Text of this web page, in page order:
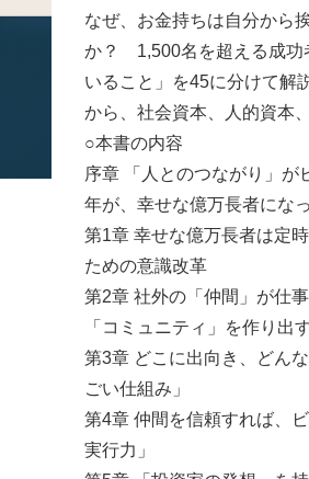
なぜ、お金持ちは自分から
か？ 1,500名を超える成功
いること」を45に分けて解
から、社会資本、人的資本
○本書の内容
序章 「人とのつながり」
年が、幸せな億万長者にな
第1章 幸せな億万長者は定
ための意識改革
第2章 社外の「仲間」が仕
「コミュニティ」を作り出
第3章 どこに出向き、どん
ごい仕組み」
第4章 仲間を信頼すれば、
実行力」